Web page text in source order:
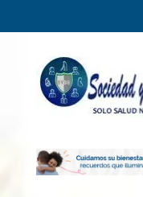
to
SOCIAL.